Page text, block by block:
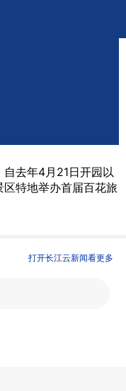
去年4月21日开园以
特地举办首届百花旅
打开长江云新闻看更多